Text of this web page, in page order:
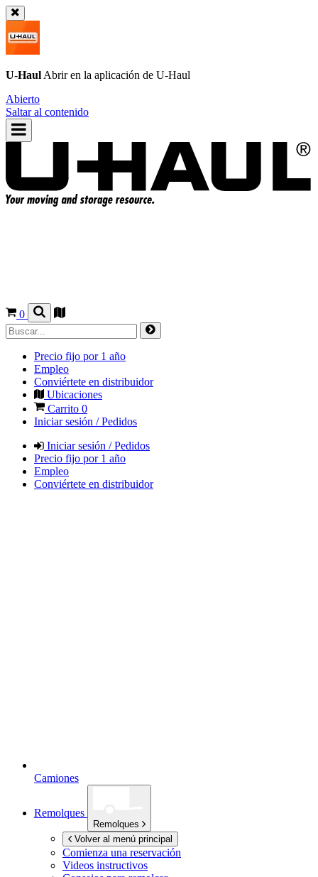
U-Haul Abrir en la aplicación de U-Haul
Abierto
Saltar al contenido
0
Precio fijo por 1 año
Empleo
Conviértete en distribuidor
Ubicaciones
Carrito 0
Iniciar sesión / Pedidos
Iniciar sesión / Pedidos
Precio fijo por 1 año
Empleo
Conviértete en distribuidor
Camiones
Remolques
Remolques
Volver al menú principal
Comienza una reservación
Videos instructivos